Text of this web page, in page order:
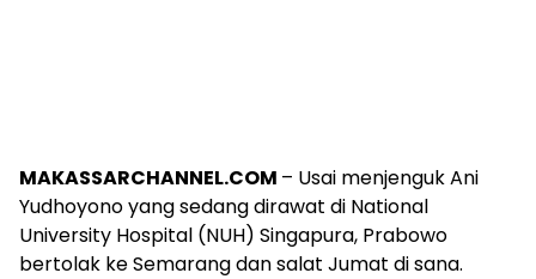
MAKASSARCHANNEL.COM – Usai menjenguk Ani
Yudhoyono yang sedang dirawat di National
University Hospital (NUH) Singapura, Prabowo
bertolak ke Semarang dan salat Jumat di sana.